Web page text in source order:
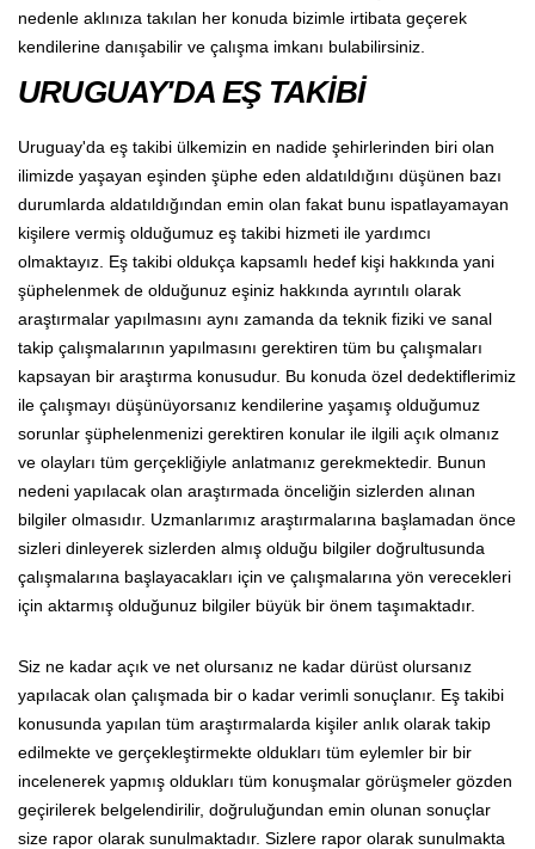
nedenle aklınıza takılan her konuda bizimle irtibata geçerek
kendilerine danışabilir ve çalışma imkanı bulabilirsiniz.
URUGUAY'DA EŞ TAKİBİ
Uruguay'da eş takibi ülkemizin en nadide şehirlerinden biri olan
ilimizde yaşayan eşinden şüphe eden aldatıldığını düşünen bazı
durumlarda aldatıldığından emin olan fakat bunu ispatlayamayan
kişilere vermiş olduğumuz eş takibi hizmeti ile yardımcı
olmaktayız. Eş takibi oldukça kapsamlı hedef kişi hakkında yani
şüphelenmek de olduğunuz eşiniz hakkında ayrıntılı olarak
araştırmalar yapılmasını aynı zamanda da teknik fiziki ve sanal
takip çalışmalarının yapılmasını gerektiren tüm bu çalışmaları
kapsayan bir araştırma konusudur. Bu konuda özel dedektiflerimiz
ile çalışmayı düşünüyorsanız kendilerine yaşamış olduğumuz
sorunlar şüphelenmenizi gerektiren konular ile ilgili açık olmanız
ve olayları tüm gerçekliğiyle anlatmanız gerekmektedir. Bunun
nedeni yapılacak olan araştırmada önceliğin sizlerden alınan
bilgiler olmasıdır. Uzmanlarımız araştırmalarına başlamadan önce
sizleri dinleyerek sizlerden almış olduğu bilgiler doğrultusunda
çalışmalarına başlayacakları için ve çalışmalarına yön verecekleri
için aktarmış olduğunuz bilgiler büyük bir önem taşımaktadır.
Siz ne kadar açık ve net olursanız ne kadar dürüst olursanız
yapılacak olan çalışmada bir o kadar verimli sonuçlanır. Eş takibi
konusunda yapılan tüm araştırmalarda kişiler anlık olarak takip
edilmekte ve gerçekleştirmekte oldukları tüm eylemler bir bir
incelenerek yapmış oldukları tüm konuşmalar görüşmeler gözden
geçirilerek belgelendirilir, doğruluğundan emin olunan sonuçlar
size rapor olarak sunulmaktadır. Sizlere rapor olarak sunulmakta